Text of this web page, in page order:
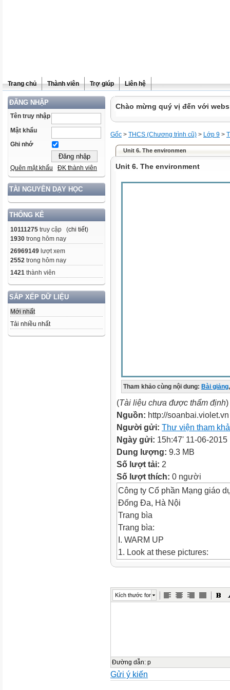
Trang chủ Thành viên Trợ giúp Liên hệ
ĐĂNG NHẬP
Tên truy nhập
Mật khẩu
Ghi nhớ
Quên mật khẩu ĐK thành viên
TÀI NGUYÊN DẠY HỌC
THỐNG KÊ
10111275 truy cập (chi tiết)
1930 trong hôm nay
26969149 lượt xem
2552 trong hôm nay
1421 thành viên
SẮP XẾP DỮ LIỆU
Mới nhất
Tải nhiều nhất
Chào mừng quý vị đến với
Gốc > THCS (Chương trình cũ) > Lớp 9 >
Unit 6. The environmen
Unit 6. The environment
Tham khảo cùng nội dung: Bài giảng,
(Tài liệu chưa được thẩm định)
Nguồn: http://soanbai.violet.vn
Người gửi: Thư viện tham
Ngày gửi: 15h:47' 11-06-2015
Dung lượng: 9.3 MB
Số lượt tải: 2
Số lượt thích: 0 người
Công ty Cổ phần Mạng giáo
Đống Đa, Hà Nội
Trang bìa
Trang bìa:
I. WARM UP
1. Look at these pictures:
1. New word:
1. New word II.
1. Read this poem about the
III. READING 1. Read this
Kích thước font
Đường dẫn: p
Gửi ý kiến